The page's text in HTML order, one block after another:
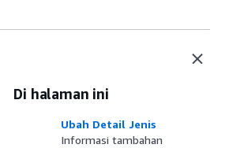
Di halaman ini
Ubah Detail Jenis
Informasi tambahan